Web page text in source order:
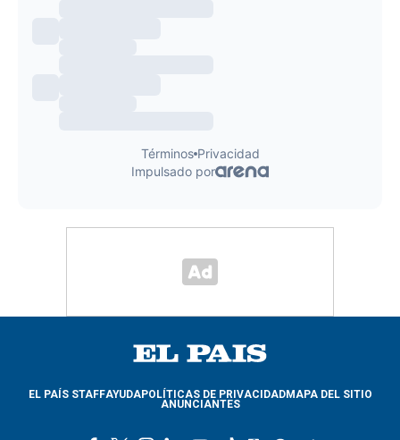
EL PAÍS STAFFAYUDAPOLÍTICAS DE PRIVACIDADMAPA DEL SITIO
ANUNCIANTES